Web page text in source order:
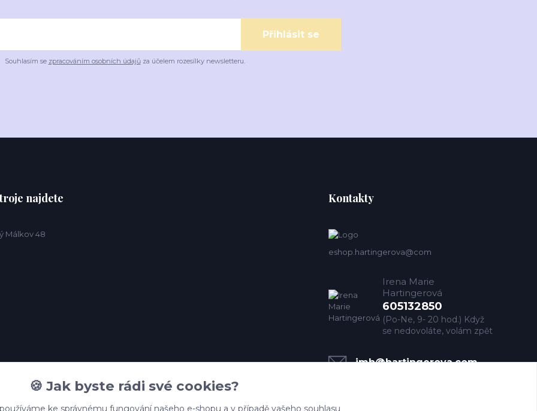
Přihlásit se
Souhlasím se zpracováním osobních údajůza účelem rozesílky newsletteru.
najdete
Málkov 48
Kontakty
eshop.hartingerova@com
Irena Marie
Hartingerová
605132850
(Po-Ne, 9- 20 hod.) Když
se nedovoláte, volám zpět
imh@hartingerova.com
🍪 Jak byste rádi své cookies?
ke správnému fungování našeho e-shopu a v případě vašeho souhlasu